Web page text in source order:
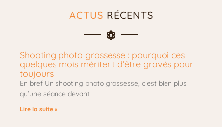
ACTUS RÉCENTS
Shooting photo grossesse : pourquoi ces
quelques mois méritent d’être gravés pour
toujours
En bref Un shooting photo grossesse, c’est bien plus
qu’une séance devant
Lire la suite »